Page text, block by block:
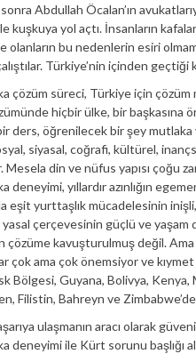
Abdullah Öcalan’ın
kuşkuya yol açtı. İnsanların
olanların bu nedenlerin esiri
Türkiye’nin içinden
çözüm süreci, Türkiye için
hiçbir ülke, bir
ders, öğrenilecek bir şey
siyasal, coğrafi, kültürel,
din ve nüfus yapısı çoğu
deneyimi, yıllardır azınlığın
eşit yurttaşlık mücadelesinin
çerçevesinin güçlü ve yaşam
kavuşturulmuş değil. Ama
çok ama çok önemsiyor ve
Bölgesi, Guyana, Bolivya,
Filistin, Bahreyn ve
ulaşmanın aracı olarak
deneyimi ile Kürt sorunu başlığı